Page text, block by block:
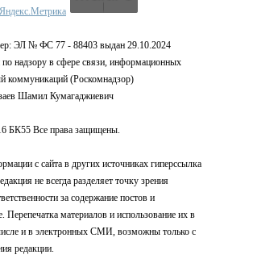
ЭЛ № ФС 77 - 88403 выдан 29.10.2024
надзору в сфере связи, информационных
коммуникаций (Роскомнадзор)
Шамил Кумагаджиевич
БК55 Все права защищены.
с сайта в других источниках гиперссылка
не всегда разделяет точку зрения
за содержание постов и
Перепечатка материалов и использование их в
и в электронных СМИ, возможны только с
редакции.